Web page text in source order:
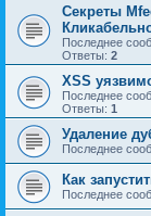
Секреты
Последнее
Ответы: 2
XSS
Последнее
Ответы: 1
Удаление
Последнее
Как
Последнее